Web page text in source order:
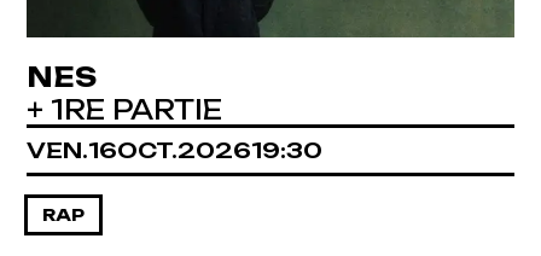
NES
+ 1RE PARTIE
VENDREDI
VEN.16OCTOBRE
OCT.202619:30
RAP